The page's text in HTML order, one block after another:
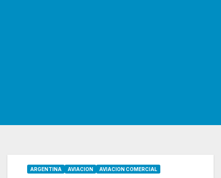
ARGENTINA AVIACION AVIACION COMERCIAL